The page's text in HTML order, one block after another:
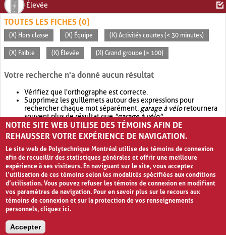
Élevée
TOUTES LES FICHES (0)
(X) Hors classe (X) Équipe (X) Activités courtes (< 30 minutes)
(X) Faible (X) Élevée (X) Grand groupe (> 100)
Votre recherche n'a donné aucun résultat
Vérifiez que l'orthographe est correcte.
Supprimez les guillemets autour des expressions pour
rechercher chaque mot séparément. garage à véloretournera
souvent plus de résultat que"garage à vélo".
Envisagez d'élargir votre recherche avec OR.garage OR vélo
retournera souvent plus de résultat quegarage à vélo
NOTRE SITE WEB UTILISE DES TÉMOINS AFIN DE
REHAUSSER VOTRE EXPÉRIENCE DE NAVIGATION.
Le site web de Polytechnique Montréal utilise des témoins de connexion
afin de recueillir des statistiques générales et offrir une meilleure
expérience à ses visiteurs. En naviguant sur le site, vous acceptez
l’utilisation de ces témoins selon les modalités spécifiées aux conditions
d’utilisation. Vous pouvez refuser les témoins de connexion en modifiant
vos paramètres de navigation. Pour en savoir plus sur le recours aux
témoins de connexion et sur la protection de vos renseignements
personnels,cliquez ici.
Accepter